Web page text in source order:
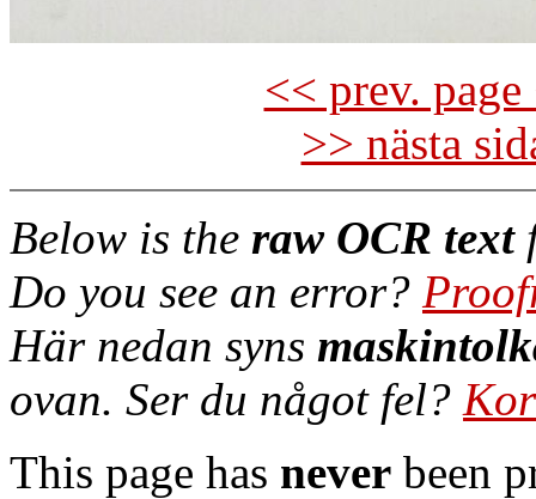
<< prev.
>> nästa
Below is the raw OCR text
Do you see an error?
Här nedan syns
ovan. Ser du något fel?
This page has never been